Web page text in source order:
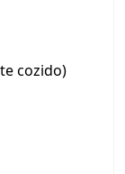
cozido)